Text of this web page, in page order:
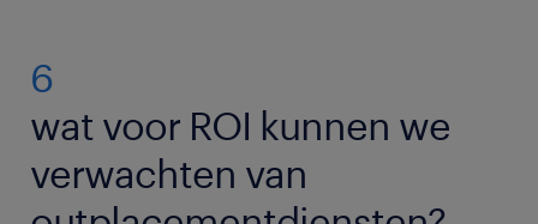
6
wat voor ROI kunnen we
verwachten van